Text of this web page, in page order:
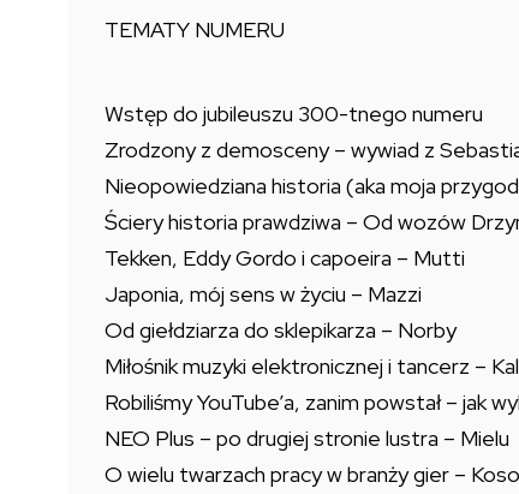
TEMATY NUMERU
Wstęp do jubileuszu 300-tnego numeru
Zrodzony z demosceny – wywiad z
Nieopowiedziana historia (aka moja
Ściery historia prawdziwa – Od wozów
Tekken, Eddy Gordo i capoeira – Mutti
Japonia, mój sens w życiu – Mazzi
Od giełdziarza do sklepikarza – Norby
Miłośnik muzyki elektronicznej i tancerz –
Robiliśmy YouTube’a, zanim powstał – jak
NEO Plus – po drugiej stronie lustra – Mielu
O wielu twarzach pracy w branży gier – Koso